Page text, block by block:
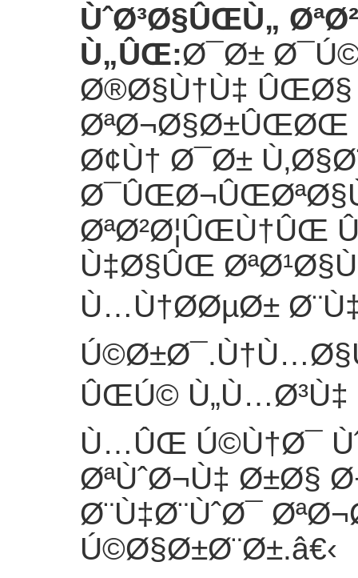
ÙˆØ³Ø§ÛŒÙ„
Ù„ÛŒ:Ø¯Ø±
Ø®Ø§Ù†Ù‡
ØªØ¬Ø§Ø±ÛŒØŒ
Ø¢Ù† Ø¯Ø±
ØªØ²Ø¦ÛŒÙ†ÛŒ
Ù‡Ø§ÛŒ
Ù…Ù†Ø­ØµØ± Ø¨Ù‡
ÛŒÚ© Ù„Ù…Ø³Ù‡
Ù…ÛŒ Ú©Ù†Ø¯
ØªÙˆØ¬Ù‡ Ø±Ø§
Ø¨Ù‡Ø¨ÙˆØ¯
Ú©Ø§Ø±Ø¨Ø±.â€‹